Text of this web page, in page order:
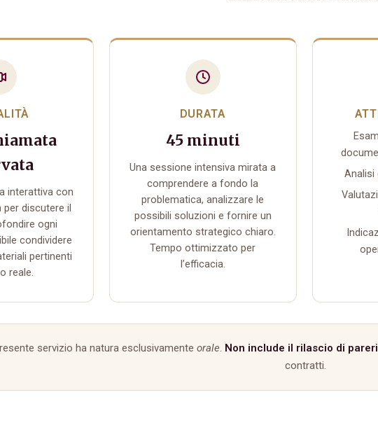
interattiva con
discutere il
ogni
condividere
pertinenti
reale.
DURATA
45 minuti
Una sessione intensiva mirata a
comprendere a fondo la
problematica, analizzare le
possibili soluzioni e fornire un
orientamento strategico chiaro.
Tempo ottimizzato per
l’efficacia.
Analisi
servizio ha natura esclusivamente orale Non include il rilascio di
contratti.